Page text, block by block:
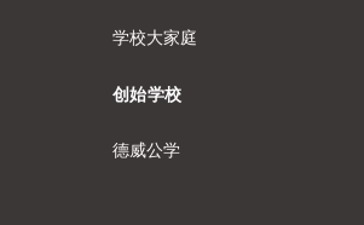
学校大家庭
创始学校
德威公学